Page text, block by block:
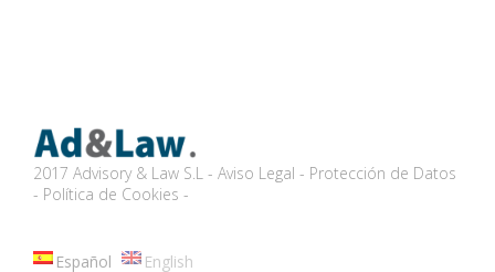
2017 Advisory & Law S.L - Aviso Legal - Protección de Datos
- Política de Cookies -
Español English